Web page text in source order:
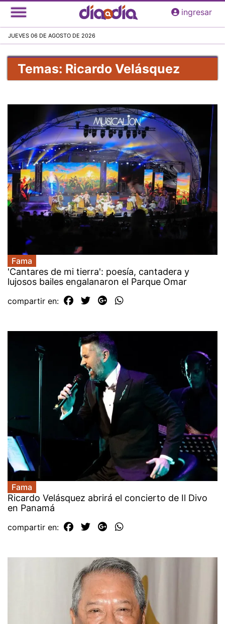
Pasar
al
principal
ingresar
JUEVES 06 DE AGOSTO DE 2026
Temas: Ricardo Velásquez
Fama
'Cantares de mi tierra': poesía, cantadera y
lujosos bailes engalanaron el Parque Omar
compartir en:
Fama
Ricardo Velásquez abrirá el concierto de Il Divo
en Panamá
compartir en: